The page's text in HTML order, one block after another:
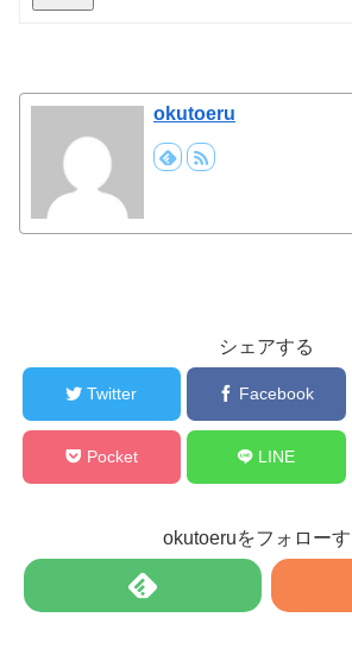
okutoeru
シェアする
Twitter Facebook
Pocket LINE
okutoeruをフォロー